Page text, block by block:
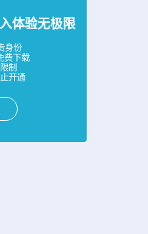
体验无极限
身份
费下载
制
开通